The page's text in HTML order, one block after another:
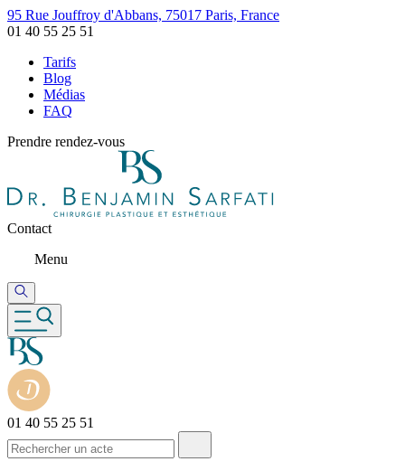
95 Rue Jouffroy d'Abbans, 75017 Paris, France
01 40 55 25 51
Tarifs
Blog
Médias
FAQ
Prendre rendez-vous
Contact
Menu
01 40 55 25 51